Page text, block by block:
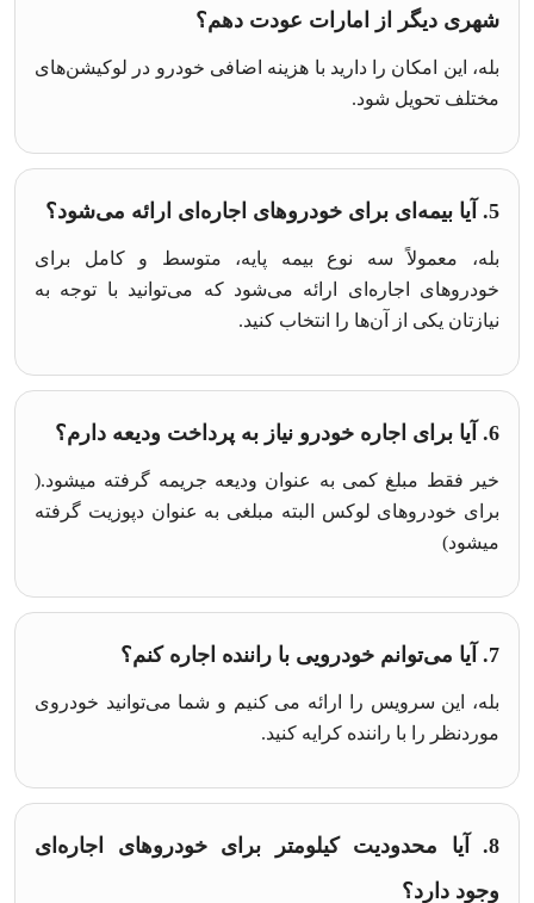
شهری دیگر از امارات عودت دهم؟
بله، این امکان را دارید با هزینه اضافی خودرو در لوکیشن‌های
مختلف تحویل شود.
5. آیا بیمه‌ای برای خودروهای اجاره‌ای ارائه می‌شود؟
بله، معمولاً سه نوع بیمه پایه، متوسط و کامل برای
خودروهای اجاره‌ای ارائه می‌شود که می‌توانید با توجه به
نیازتان یکی از آن‌ها را انتخاب کنید.
6. آیا برای اجاره خودرو نیاز به پرداخت ودیعه دارم؟
خیر فقط مبلغ کمی به عنوان ودیعه جریمه گرفته میشود.(
برای خودروهای لوکس البته مبلغی به عنوان دپوزیت گرفته
میشود)
7. آیا می‌توانم خودرویی با راننده اجاره کنم؟
بله، این سرویس را ارائه می‌ کنیم و شما می‌توانید خودروی
موردنظر را با راننده کرایه کنید.
8. آیا محدودیت کیلومتر برای خودروهای اجاره‌ای
وجود دارد؟